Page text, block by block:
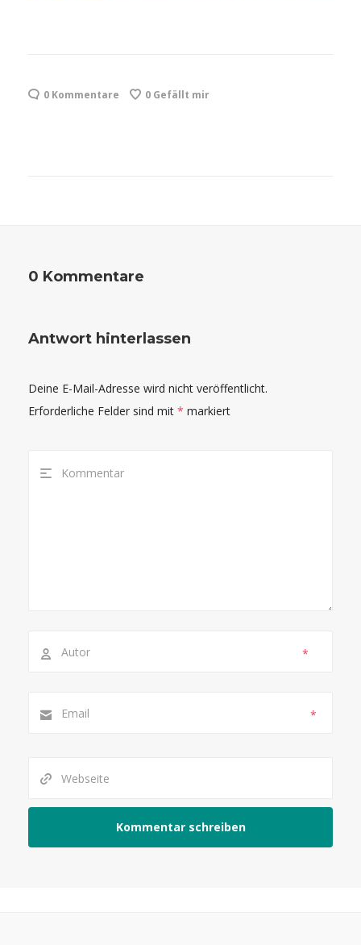
0 Kommentare 0 Gefällt mir
0 Kommentare
Antwort hinterlassen
Deine E-Mail-Adresse wird nicht veröffentlicht.
Erforderliche Felder sind mit * markiert
*
*